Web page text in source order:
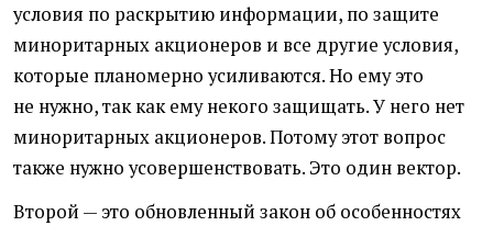
условия по раскрытию информации, по защите
миноритарных акционеров и все другие условия,
которые планомерно усиливаются. Но ему это
не нужно, так как ему некого защищать. У него нет
миноритарных акционеров. Потому этот вопрос
также нужно усовершенствовать. Это один вектор.
Второй — это обновленный закон об особенностях